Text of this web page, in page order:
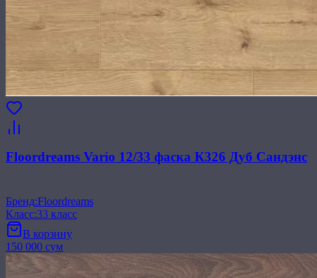
Floordreams Vario 12/33 фаска К326 Дуб Сандэнс
Бренд:Floordreams
Класс:33 класс
В корзину
150 000 сум